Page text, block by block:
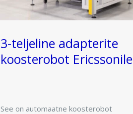
3-teljeline adapterite
koosterobot Ericssonile
See on automaatne koosterobot